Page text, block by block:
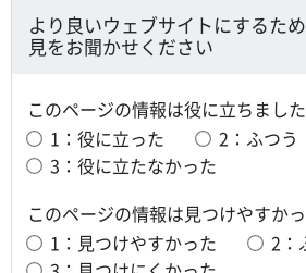
より良いウェブサイトにするた
見をお聞かせください
このページの情報は役に立ちまし
1：役に立った
2：ふつう
3：役に立たなかった
このページの情報は見つけやすか
1：見つけやすかった
2：